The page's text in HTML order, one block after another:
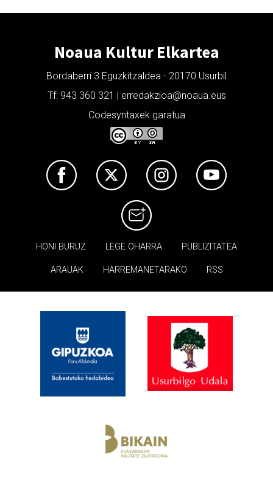
Noaua Kultur Elkartea
Bordaberri 3 Eguzkitzaldea - 20170 Usurbil
Tf: 943 360 321 | erredakzioa@noaua.eus
Codesyntaxek garatua
HONI BURUZ LEGE OHARRA PUBLIZITATEA
ARAUAK HARREMANETARAKO RSS